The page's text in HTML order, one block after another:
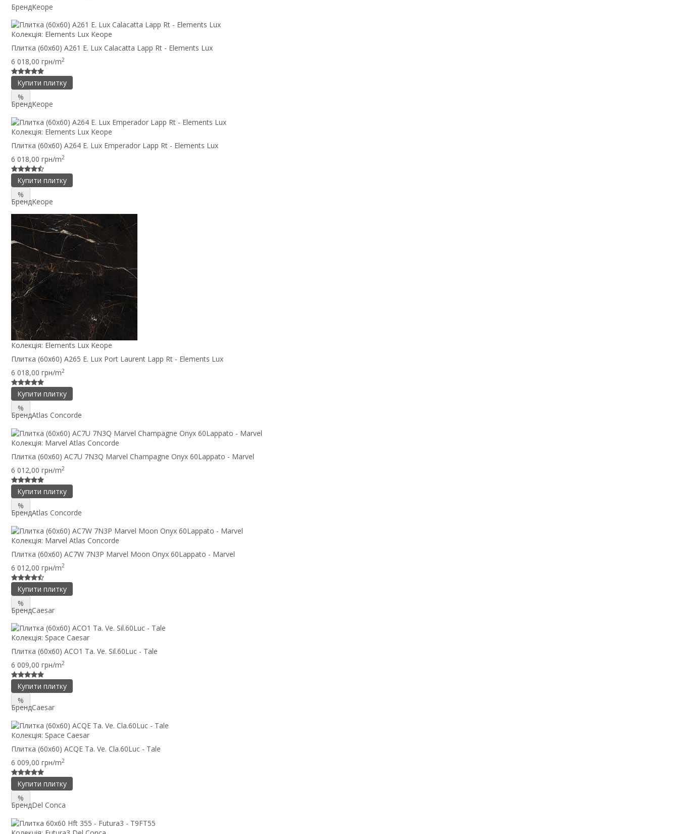
БрендKeope
Колекція: Elements Lux Keope
Плитка (60x60) A261 E. Lux Calacatta Lapp Rt - Elements Lux
6 018,00 грн/m2
Купити плитку
%
БрендKeope
Колекція: Elements Lux Keope
Плитка (60x60) A264 E. Lux Emperador Lapp Rt - Elements Lux
6 018,00 грн/m2
Купити плитку
%
БрендKeope
Колекція: Elements Lux Keope
Плитка (60x60) A265 E. Lux Port Laurent Lapp Rt - Elements Lux
6 018,00 грн/m2
Купити плитку
%
БрендAtlas Concorde
Колекція: Marvel Atlas Concorde
Плитка (60x60) AC7U 7N3Q Marvel Champagne Onyx 60Lappato - Marvel
6 012,00 грн/m2
Купити плитку
%
БрендAtlas Concorde
Колекція: Marvel Atlas Concorde
Плитка (60x60) AC7W 7N3P Marvel Moon Onyx 60Lappato - Marvel
6 012,00 грн/m2
Купити плитку
%
БрендCaesar
Колекція: Space Caesar
Плитка (60x60) ACO1 Ta. Ve. Sil.60Luc - Tale
6 009,00 грн/m2
Купити плитку
%
БрендCaesar
Колекція: Space Caesar
Плитка (60x60) ACQE Ta. Ve. Cla.60Luc - Tale
6 009,00 грн/m2
Купити плитку
%
БрендDel Conca